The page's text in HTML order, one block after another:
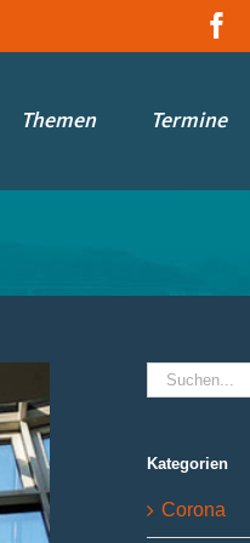
Themen Termine
Suche
nach:
Kategorien
Corona